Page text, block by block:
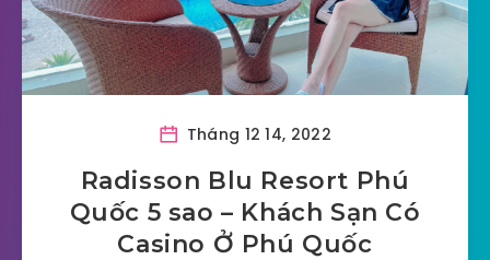
Tháng 12 14, 2022
Radisson Blu Resort Phú
Quốc 5 sao – Khách Sạn Có
Casino Ở Phú Quốc